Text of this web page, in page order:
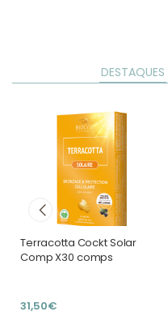
DESTAQUES
Terracotta Cockt Solar
Comp X30 comps
31,50€